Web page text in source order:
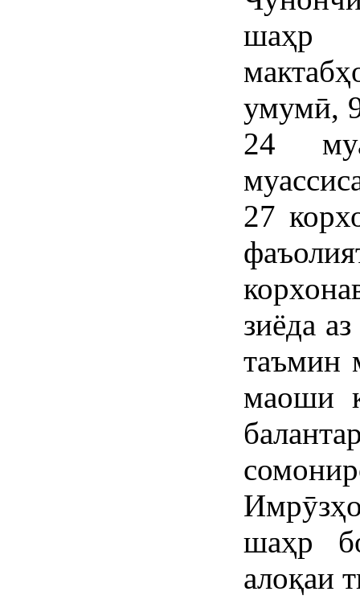
шаҳр
умумӣ,
24
27
зиёда
таъмин
маоши
шаҳр
алоқаи